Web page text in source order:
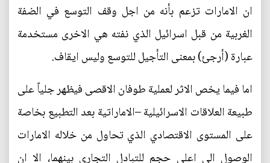
ان الامارات تزعم بأنه من اجل وقف التوسع في الضفة
الغربية من قبل اسرائيل الذي نفته هي الاخرى مستخدمة
عبارة (أرجئ) بمعنى التأجيل للتوسع وليس ايقاف.
اما فيما يخص الاثر لعملية طوفان الاقصى فيظهر جلياً على
طبيعة العلاقات الاسرائيلية –الاماراتية بعد التطبيع بخاصة
على المستوى الاقتصادي الذي تحاول من خلاله الامارات
الوصول الى اعلى حجم للتبادل التجاري بينهما، الا ان